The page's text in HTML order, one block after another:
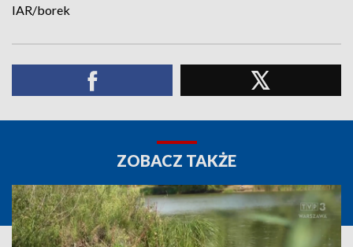
IAR/borek
ZOBACZ TAKŻE